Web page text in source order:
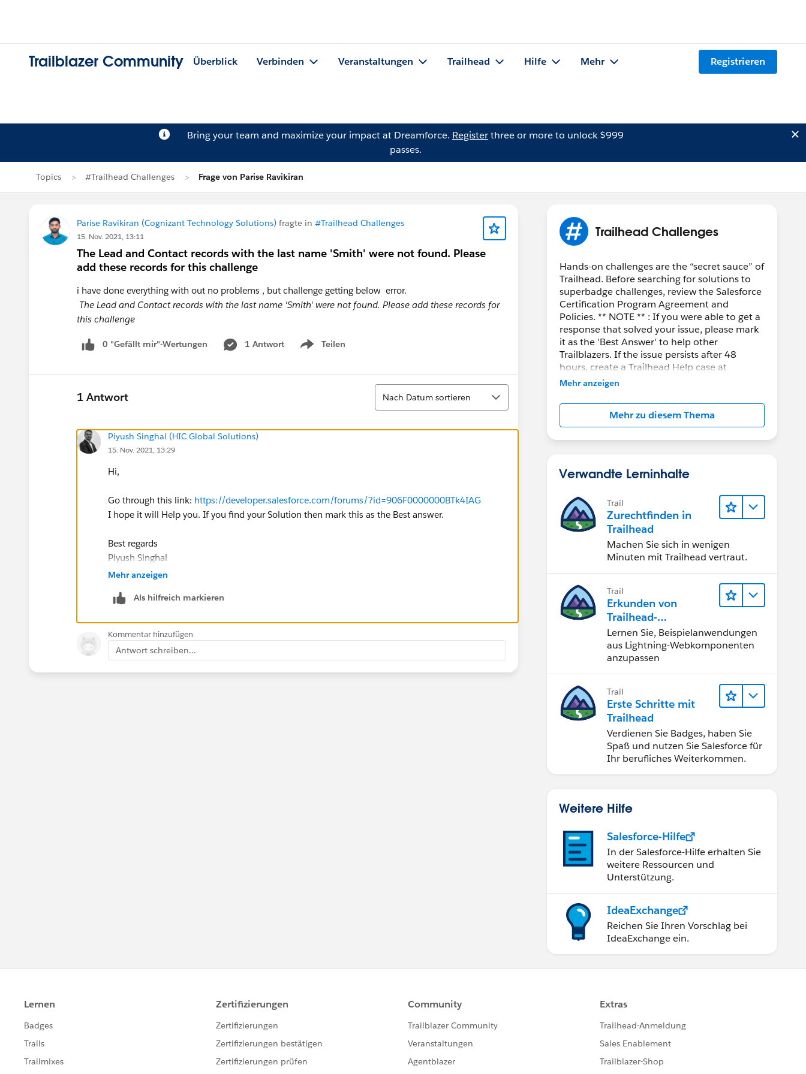
Trailblazer Community Überblick Verbinden Veranstaltungen Trailhead Hilfe Mehr Registrieren
Bring your team and maximize your impact at Dreamforce. Registerthree or more to unlock $999
passes.
Topics #Trailhead Challenges Frage von Parise Ravikiran
Parise Ravikiran (Cognizant Technology Solutions) fragte in #Trailhead Challenges
15. Nov. 2021, 13:11
The Lead and Contact records with the last name 'Smith' were not found. Please
add these records for this challenge
i have done everything with out no problems , but challenge getting below error.
The Lead and Contact records with the last name 'Smith' were not found. Please add these records for
this challenge
0 "Gefällt mir"-Wertungen 1 Antwort Teilen
Show menu
1 Antwort
Sortieren
Nach Datum sortieren
Piyush Singhal (HIC Global Solutions)
15. Nov. 2021, 13:29
Hi,
Go through this link: https://developer.salesforce.com/forums/?id=906F0000000BTk4IAG
I hope it will Help you. If you find your Solution then mark this as the Best answer.
Best regards
Piyush Singhal
Mehr anzeigen
Als hilfreich markieren
Kommentar hinzufügen
Antwort schreiben...
Trailhead Challenges
Hands-on challenges are the “secret sauce” of
Trailhead. Before searching for solutions to
superbadge challenges, review the Salesforce
Certification Program Agreement and
Policies. ** NOTE ** : If you were able to get a
response that solved your issue, please mark
it as the 'Best Answer' to help other
Trailblazers. If the issue persists after 48
hours, create a Trailhead Help case at
https://help.salesforce.com/s/support
Mehr anzeigen
Mehr zu diesem Thema
Verwandte Lerninhalte
Trail
Zurechtfinden in
Trailhead
Machen Sie sich in wenigen
Minuten mit Trailhead vertraut.
Trail
Erkunden von
Trailhead-
Beispielanwendunge
n
Lernen Sie, Beispielanwendungen
aus Lightning-Webkomponenten
anzupassen
Trail
Erste Schritte mit
Trailhead
Verdienen Sie Badges, haben Sie
Spaß und nutzen Sie Salesforce für
Ihr berufliches Weiterkommen.
Weitere Hilfe
Salesforce-Hilfe
In der Salesforce-Hilfe erhalten Sie
weitere Ressourcen und
Unterstützung.
IdeaExchange
Reichen Sie Ihren Vorschlag bei
IdeaExchange ein.